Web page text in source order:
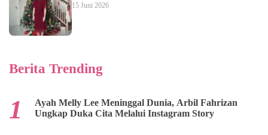
15 Juni 2026
Berita Trending
Ayah Melly Lee Meninggal Dunia, Arbil Fahrizan
Ungkap Duka Cita Melalui Instagram Story